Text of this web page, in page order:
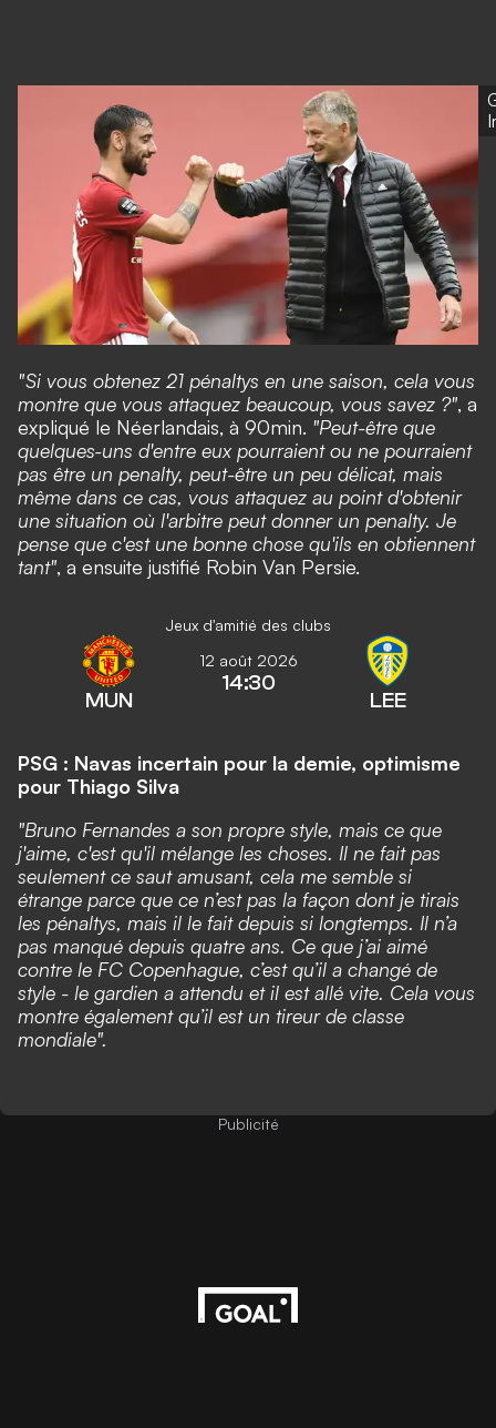
"Si vous obtenez 21 pénaltys en une saison, cela vous
montre que vous attaquez beaucoup, vous savez ?", a
expliqué le Néerlandais, à 90min. "Peut-être que
quelques-uns d'entre eux pourraient ou ne pourraient
pas être un penalty, peut-être un peu délicat, mais
même dans ce cas, vous attaquez au point d'obtenir
une situation où l'arbitre peut donner un penalty. Je
pense que c'est une bonne chose qu'ils en obtiennent
tant", a ensuite justifié Robin Van Persie.
Jeux d'amitié des clubs
MUN
12 août 2026
14:30
LEE
PSG : Navas incertain pour la demie, optimisme
pour Thiago Silva
"Bruno Fernandes a son propre style, mais ce que
j'aime, c'est qu'il mélange les choses. Il ne fait pas
seulement ce saut amusant, cela me semble si
étrange parce que ce n’est pas la façon dont je tirais
les pénaltys, mais il le fait depuis si longtemps. Il n’a
pas manqué depuis quatre ans. Ce que j’ai aimé
contre le FC Copenhague, c’est qu’il a changé de
style - le gardien a attendu et il est allé vite. Cela vous
montre également qu’il est un tireur de classe
mondiale".
Publicité